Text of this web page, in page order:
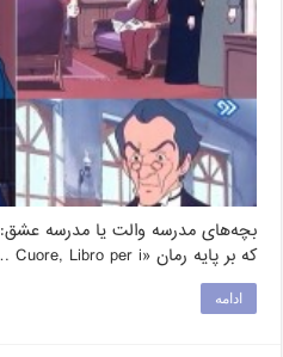
بچه‌های مدرسه والت یا مدرسه
که بر پایه رمان «Cuore, Libro per i …
ادامه